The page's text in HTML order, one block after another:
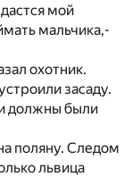
мой
мальчика,-
охотник.
засаду.
должны были
поляну. Следом
львица